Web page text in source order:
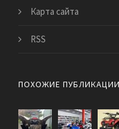
Карта сайта
RSS
ПОХОЖИЕ ПУБЛИКАЦИИ